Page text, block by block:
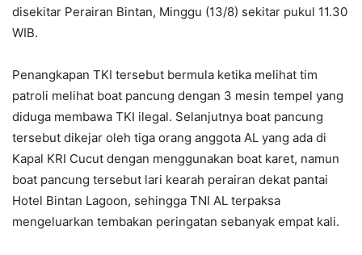
disekitar Perairan Bintan, Minggu (13/8) sekitar pukul 11.30
WIB.
Penangkapan TKI tersebut bermula ketika melihat tim
patroli melihat boat pancung dengan 3 mesin tempel yang
diduga membawa TKI ilegal. Selanjutnya boat pancung
tersebut dikejar oleh tiga orang anggota AL yang ada di
Kapal KRI Cucut dengan menggunakan boat karet, namun
boat pancung tersebut lari kearah perairan dekat pantai
Hotel Bintan Lagoon, sehingga TNI AL terpaksa
mengeluarkan tembakan peringatan sebanyak empat kali.